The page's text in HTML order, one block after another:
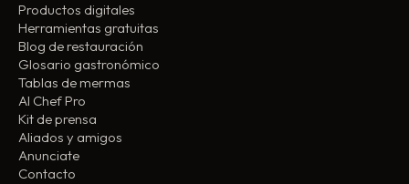
Productos digitales
Herramientas gratuitas
Blog de restauración
Glosario gastronómico
Tablas de mermas
AI Chef Pro
Kit de prensa
Aliados y amigos
Anunciate
Contacto